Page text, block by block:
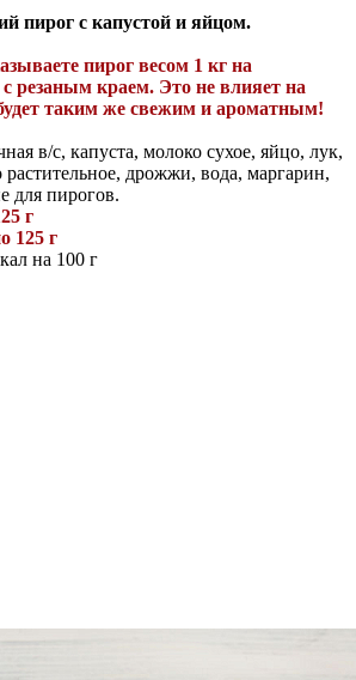
пирог с капустой и яйцом.
пирог весом 1 кг на
с резаным краем. Это не влияет на
таким же свежим и ароматным!
в/с, капуста, молоко сухое, яйцо, лук,
дрожжи, вода, маргарин,
для пирогов.
г
125 г
на 100 г